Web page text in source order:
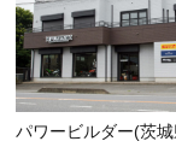
パワービルダー(茨